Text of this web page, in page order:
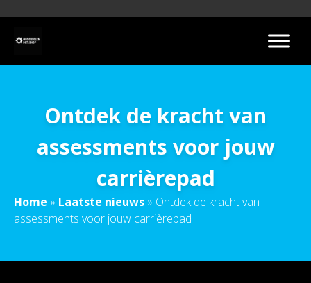
Ontdek de kracht van
assessments voor jouw
carrièrepad
Home » Laatste nieuws » Ontdek de kracht van
assessments voor jouw carrièrepad